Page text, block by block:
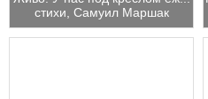
стихи, Самуил Маршак